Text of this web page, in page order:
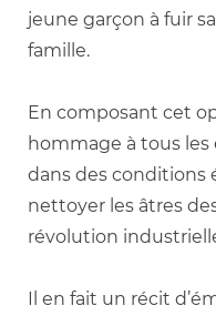
jeune garçon à fuir
famille.
En composant cet
hommage à tous
dans des conditions
nettoyer les âtres
révolution
Il en fait un récit